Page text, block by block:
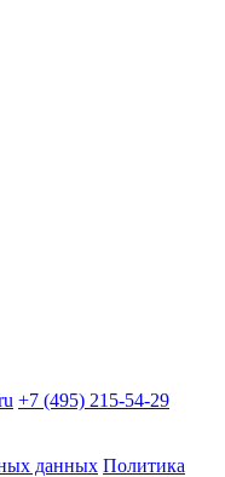
+7 (495) 215-54-29
данных Политика